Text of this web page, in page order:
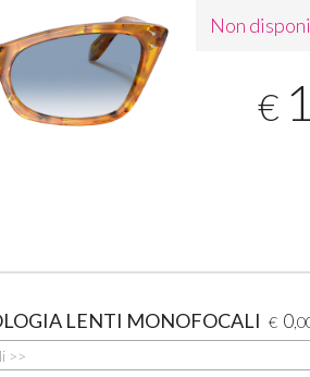
Non
€
LENTI MONOFOCALI € 0
>>